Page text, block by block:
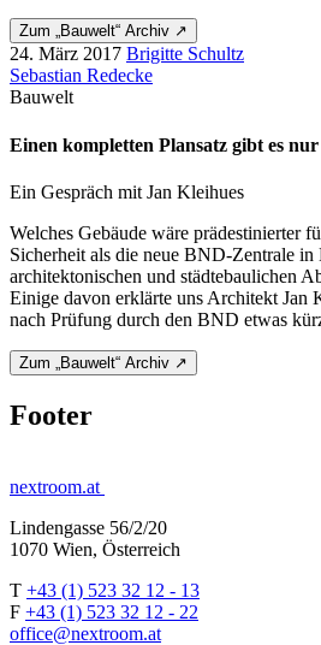
Zum „Bauwelt“ Archiv ↗
24. März 2017 Brigitte Schultz
Sebastian Redecke
Bauwelt
Einen kompletten Plansatz gibt es
Ein Gespräch mit Jan Kleihues
Welches Gebäude wäre prädestinierter
Sicherheit als die neue BND-Zentrale
architektonischen und städtebaulichen
Einige davon erklärte uns Architekt Jan
nach Prüfung durch den BND etwas
Zum „Bauwelt“ Archiv ↗
Footer
nextroom.at
Lindengasse 56/2/20
1070 Wien, Österreich
T +43 (1) 523 32 12 - 13
F +43 (1) 523 32 12 - 22
office@nextroom.at